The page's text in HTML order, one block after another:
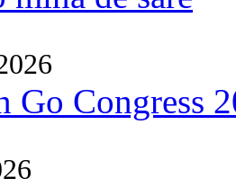
Go Congress